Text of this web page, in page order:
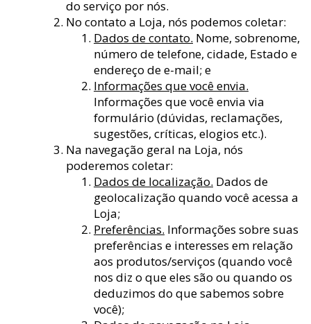
do serviço por nós.
No contato a Loja, nós podemos coletar:
Dados de contato. Nome, sobrenome,
número de telefone, cidade, Estado e
endereço de e-mail; e
Informações que você envia.
Informações que você envia via
formulário (dúvidas, reclamações,
sugestões, críticas, elogios etc.).
Na navegação geral na Loja, nós
poderemos coletar:
Dados de localização. Dados de
geolocalização quando você acessa a
Loja;
Preferências. Informações sobre suas
preferências e interesses em relação
aos produtos/serviços (quando você
nos diz o que eles são ou quando os
deduzimos do que sabemos sobre
você);